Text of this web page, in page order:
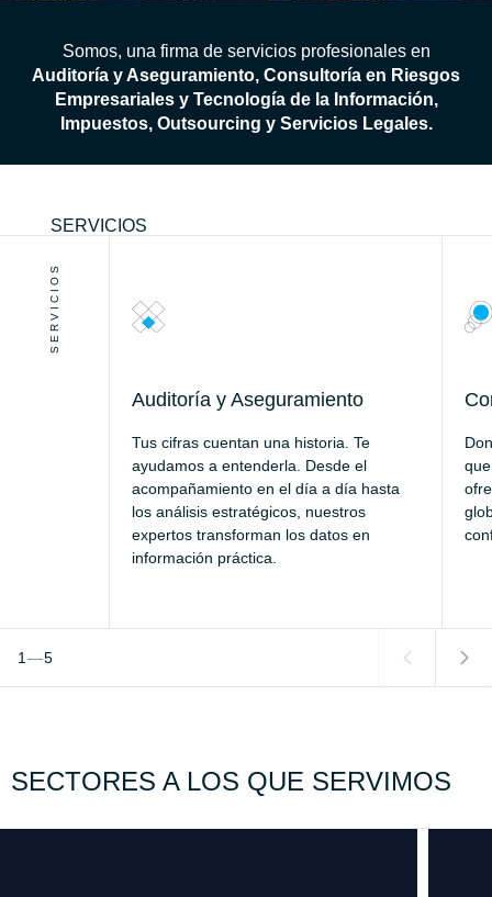
Somos, una firma de servicios profesionales en
Auditoría y Aseguramiento, Consultoría en Riesgos
Empresariales y Tecnología de la Información,
Impuestos, Outsourcing y Servicios Legales.
SERVICIOS
SERVICIOS
Auditoría y Aseguramiento
Tus cifras cuentan una historia. Te
ayudamos a entenderla. Desde el
acompañamiento en el día a día hasta
los análisis estratégicos, nuestros
expertos transforman los datos en
información práctica.
1 —5
SECTORES A LOS QUE SERVIMOS